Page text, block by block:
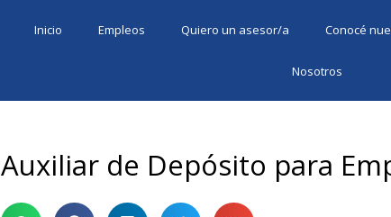
Inicio Empleos Quiero un asesor/a Conocé
Nosotros
Auxiliar de Depósito para